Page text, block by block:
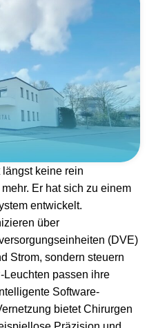
keine rein
Er hat sich zu einem
entwickelt.
über
(DVE)
Strom, sondern steuern
Leuchten passen ihre
Software-
bietet Chirurgen